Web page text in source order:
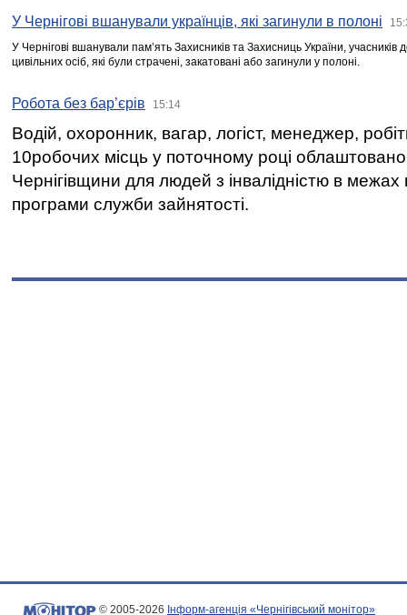
У Чернігові вшанували українців, які загинули в полоні
У Чернігові вшанували пам’ять Захисників та Захисниць України,
цивільних осіб, які були страчені, закатовані або загинули у полоні.
Робота без бар’єрів 15:14
Водій, охоронник, вагар, логіст, менеджер,
10робочих місць у поточному році
Чернігівщини для людей з інвалідністю в межах
програми служби зайнятості.
© 2005-2026 Інформ-агенція «Чернігівський монітор»